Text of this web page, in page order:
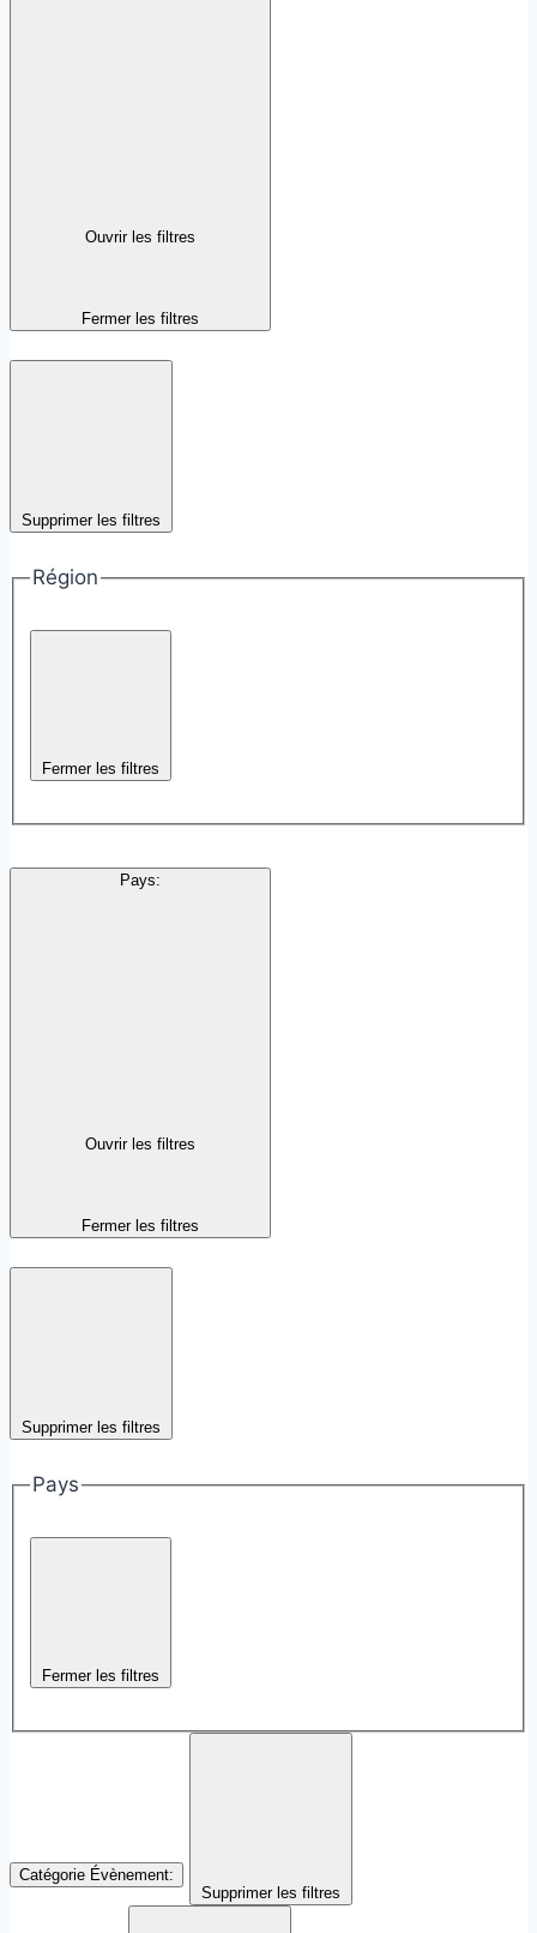
Ouvrir les filtres
Fermer les filtres
Supprimer les filtres
Région
Fermer les filtres
Pays:
Ouvrir les filtres
Fermer les filtres
Supprimer les filtres
Pays
Fermer les filtres
Catégorie Évènement:
Supprimer les filtres